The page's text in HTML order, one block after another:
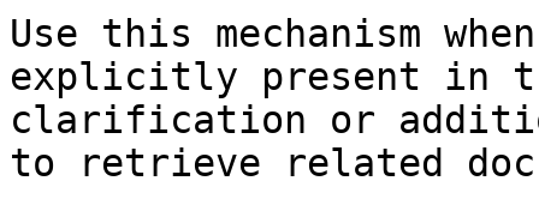
Use this mechanism
explicitly present in
clarification or